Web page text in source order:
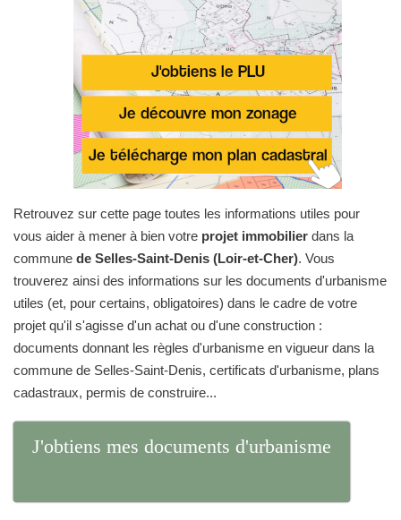
Retrouvez sur cette page toutes les informations utiles pour
vous aider à mener à bien votre projet immobilier dans la
commune de Selles-Saint-Denis (Loir-et-Cher). Vous
trouverez ainsi des informations sur les documents d'urbanisme
utiles (et, pour certains, obligatoires) dans le cadre de votre
projet qu'il s'agisse d'un achat ou d'une construction :
documents donnant les règles d'urbanisme en vigueur dans la
commune de Selles-Saint-Denis, certificats d'urbanisme, plans
cadastraux, permis de construire...
J'obtiens mes documents d'urbanisme